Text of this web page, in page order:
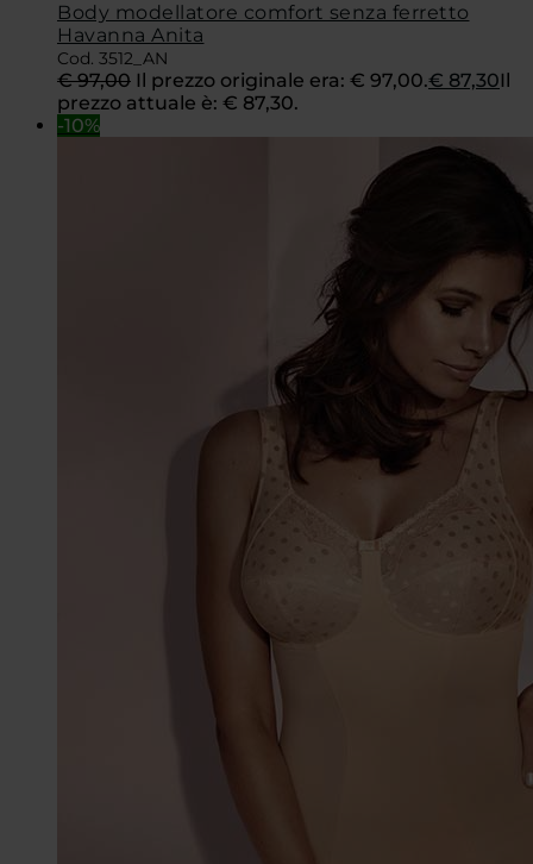
Body modellatore comfort senza ferretto
Havanna Anita
Cod. 3512_AN
€97,00 Il prezzo originale era: € 97,00.€ 87,30Il
prezzo attuale è: € 87,30.
-10%